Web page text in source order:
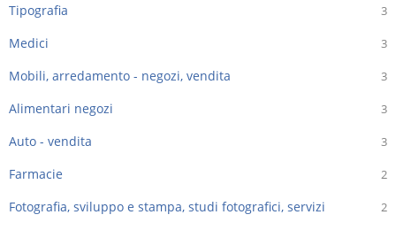
3
Tipografia
3
Medici
3
Mobili, arredamento - negozi, vendita
3
Alimentari negozi
3
Auto - vendita
2
Farmacie
2
Fotografia, sviluppo e stampa, studi fotografici, servizi